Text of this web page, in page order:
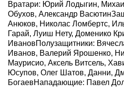
Вратари: Юрий Лодыгин,
Обухов, Александр
Анюков, Николас Ломбертс,
Гарай, Луиш Нету, Доменико
ИвановПолузащитники:
Иванов, Валерий Ярошенко,
Маурисио, Аксель Витсель,
Юсупов, Олег Шатов, Данни,
БогаевНападающие: Павел